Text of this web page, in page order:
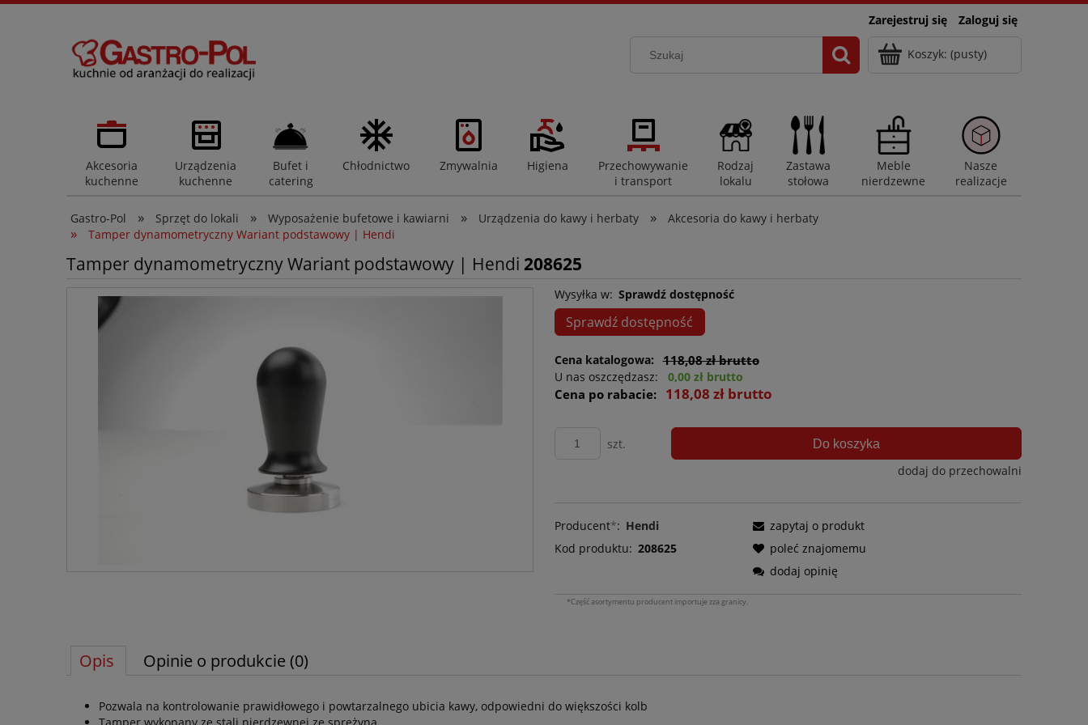
Zarejestruj się Zaloguj się
Koszyk: (pusty)
Akcesoria
kuchenne
Urządzenia
kuchenne
Bufet i
catering
Chłodnictwo Zmywalnia Higiena
Przechowywanie
i transport
Rodzaj
lokalu
Zastawa
stołowa
Meble
nierdzewne
Nasze
realizacje
Gastro-Pol » Sprzęt do lokali » Wyposażenie bufetowe i kawiarni » Urządzenia do kawy i herbaty » Akcesoria do kawy i herbaty
» Tamper dynamometryczny Wariant podstawowy | Hendi
Tamper dynamometryczny Wariant podstawowy | Hendi 208625
Wysyłka w: Sprawdź dostępność
Sprawdź dostępność
Cena katalogowa: 118,08 zł brutto
U nas oszczędzasz: 0,00 zł brutto
Cena po rabacie: 118,08 zł brutto
szt. Do koszyka
dodaj do przechowalni
Producent*: Hendi
Kod produktu: 208625
zapytaj o produkt
poleć znajomemu
dodaj opinię
*Część asortymentu producent importuje zza granicy.
Opis Opinie o produkcie (0)
Pozwala na kontrolowanie prawidłowego i powtarzalnego ubicia kawy, odpowiedni do większości kolb